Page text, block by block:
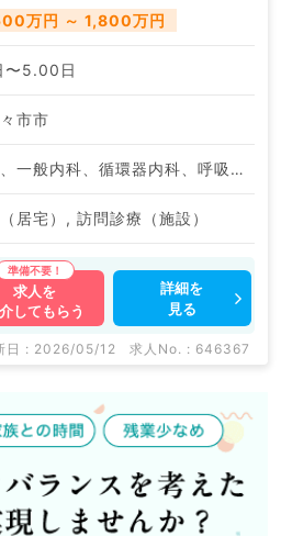
万円 ～ 1,800万円
5.00日
市市
神経内科、一般内科、循環器内科、呼吸器内科、消化器内科、内分泌・代謝内科、腎臓内科、老年内科、血液内科、膠原病科
居宅）, 訪問診療（施設）
求人を
してもらう
詳細を
見る
日 : 2026/05/12 求人No. : 646367